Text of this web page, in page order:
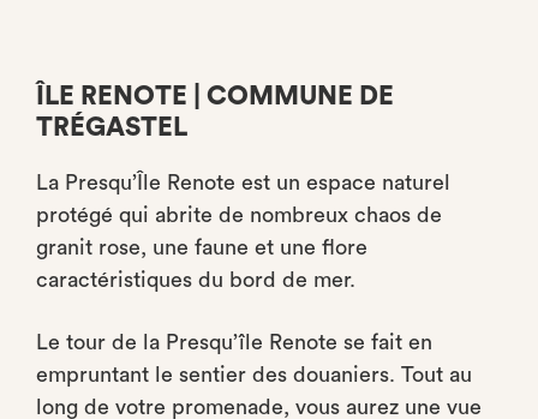
ÎLE RENOTE | COMMUNE DE
TRÉGASTEL
La Presqu’Île Renote est un espace naturel
protégé qui abrite de nombreux chaos de
granit rose, une faune et une flore
caractéristiques du bord de mer.
Le tour de la Presqu’île Renote se fait en
empruntant le sentier des douaniers. Tout au
long de votre promenade, vous aurez une vue